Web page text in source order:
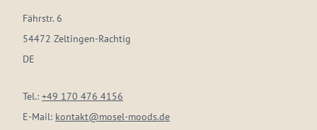
Fährstr. 6
54472 Zeltingen-Rachtig
DE
Tel.: +49 170 476 4156
E-Mail: kontakt@mosel-moods.de